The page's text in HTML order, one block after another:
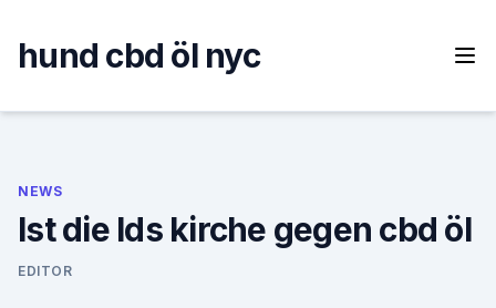
content
hund cbd öl nyc
NEWS
Ist die lds kirche gegen cbd öl
EDITOR